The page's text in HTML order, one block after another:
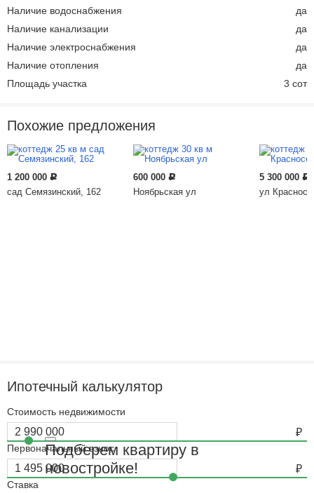
Наличие водоснабжения
да
Наличие канализации
да
Наличие электроснабжения
да
Наличие отопления
да
Площадь участка
3 сот
Похожие предложения
1 200 000 Р
сад Семязинский, 162
600 000 Р
Ноябрьская ул
5 300 000 Р
ул
Ипотечный калькулятор
Стоимость недвижимости
Первоначальный взнос
Ставка
Подберем квартиру в
новостройке!